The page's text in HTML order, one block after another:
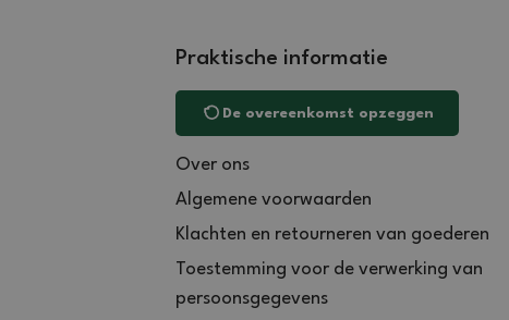
Praktische informatie
De overeenkomst opzeggen
Over ons
Algemene voorwaarden
Klachten en retourneren van goederen
Toestemming voor de verwerking van
persoonsgegevens